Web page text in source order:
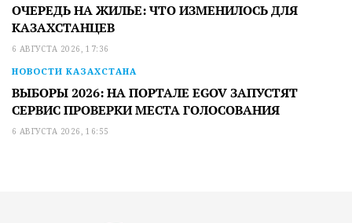
ОЧЕРЕДЬ НА ЖИЛЬЕ: ЧТО ИЗМЕНИЛОСЬ ДЛЯ
КАЗАХСТАНЦЕВ
6 АВГУСТА 2026, 17:36
НОВОСТИ КАЗАХСТАНА
ВЫБОРЫ 2026: НА ПОРТАЛЕ EGOV ЗАПУСТЯТ
СЕРВИС ПРОВЕРКИ МЕСТА ГОЛОСОВАНИЯ
6 АВГУСТА 2026, 16:55